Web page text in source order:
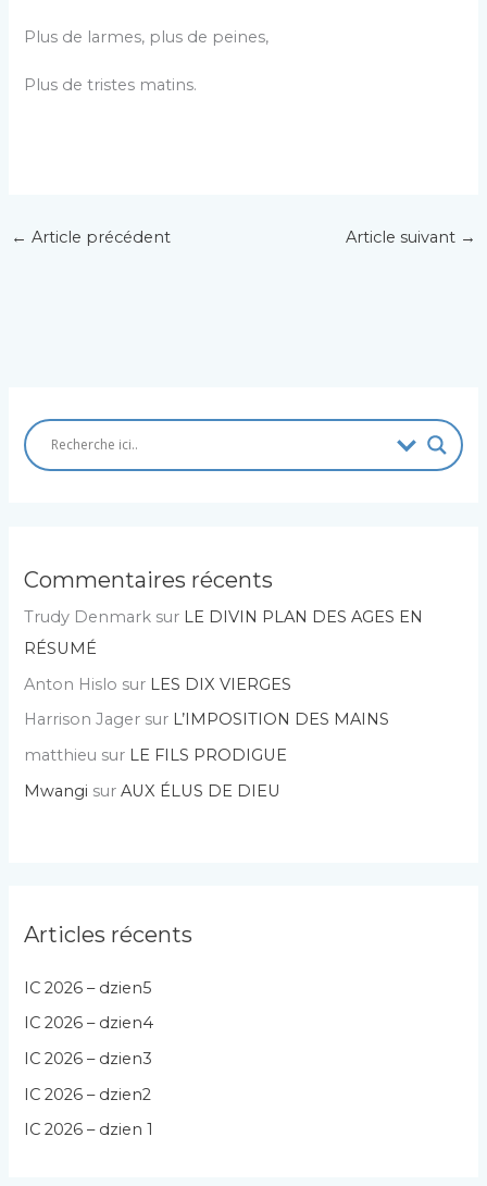
Plus de larmes, plus de peines,
Plus de tristes matins.
← Article précédent Article suivant →
Commentaires récents
Trudy Denmark sur LE DIVIN PLAN DES AGES EN
RÉSUMÉ
Anton Hislo sur LES DIX VIERGES
Harrison Jager sur L’IMPOSITION DES MAINS
matthieu sur LE FILS PRODIGUE
Mwangi surAUX ÉLUS DE DIEU
Articles récents
IC 2026 – dzien5
IC 2026 – dzien4
IC 2026 – dzien3
IC 2026 – dzien2
IC 2026 – dzien 1